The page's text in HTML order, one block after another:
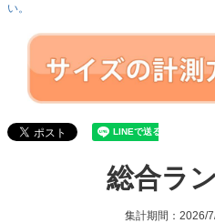
い。
総合ラ
集計期間：2026/